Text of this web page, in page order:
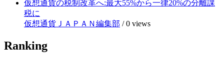
仮想通貨の税制改革へ:最大55%から一律20%の分離課
税に
仮想通貨ＪＡＰＡＮ編集部 /0 views
Ranking